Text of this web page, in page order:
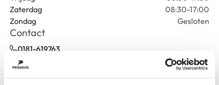
Zaterdag
08:30-17:00
Zondag
Gesloten
Contact
0181-619763
spijkenisse@monsfietsen.nl
Ga naar dealer